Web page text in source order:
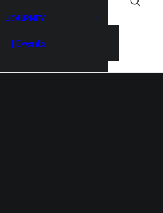
| JOURNEY
| Events